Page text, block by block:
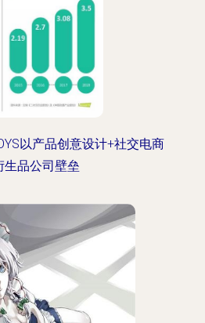
以产品创意设计+社交电商
生品公司壁垒